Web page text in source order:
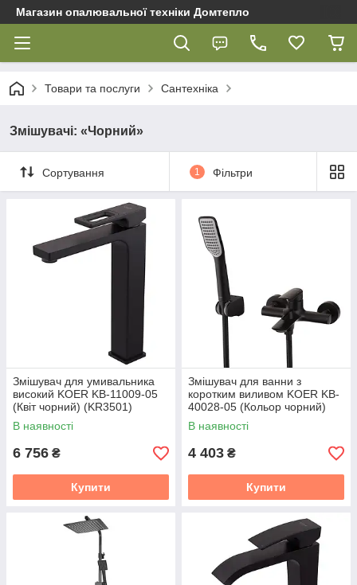
Магазин опалювальної техніки Домтепло
Товари та послуги Сантехніка
Змішувачі: «Чорний»
Сортування 1 Фільтри
Змішувач для умивальника
високий KOER KB-11009-05
(Квіт чорний) (KR3501)
В наявності
6 756 ₴
Купити
Змішувач для ванни з
коротким виливом KOER KB-
40028-05 (Кольор чорний)
(KR5306)
В наявності
4 403 ₴
Купити